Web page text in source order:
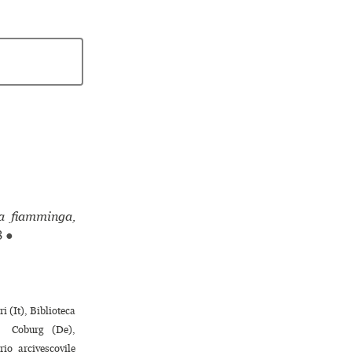
fiamminga,
●
(It), Biblioteca
Coburg (De),
arcivescovile